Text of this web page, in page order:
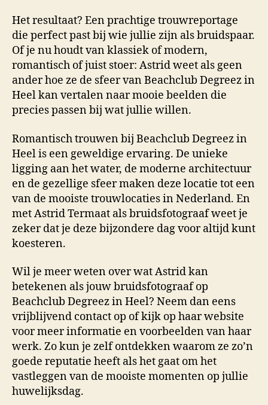
Het resultaat? Een prachtige trouwreportage
die perfect past bij wie jullie zijn als bruidspaar.
Of je nu houdt van klassiek of modern,
romantisch of juist stoer: Astrid weet als geen
ander hoe ze de sfeer van Beachclub Degreez in
Heel kan vertalen naar mooie beelden die
precies passen bij wat jullie willen.
Romantisch trouwen bij Beachclub Degreez in
Heel is een geweldige ervaring. De unieke
ligging aan het water, de moderne architectuur
en de gezellige sfeer maken deze locatie tot een
van de mooiste trouwlocaties in Nederland. En
met Astrid Termaat als bruidsfotograaf weet je
zeker dat je deze bijzondere dag voor altijd kunt
koesteren.
Wil je meer weten over wat Astrid kan
betekenen als jouw bruidsfotograaf op
Beachclub Degreez in Heel? Neem dan eens
vrijblijvend contact op of kijk op haar website
voor meer informatie en voorbeelden van haar
werk. Zo kun je zelf ontdekken waarom ze zo’n
goede reputatie heeft als het gaat om het
vastleggen van de mooiste momenten op jullie
huwelijksdag.